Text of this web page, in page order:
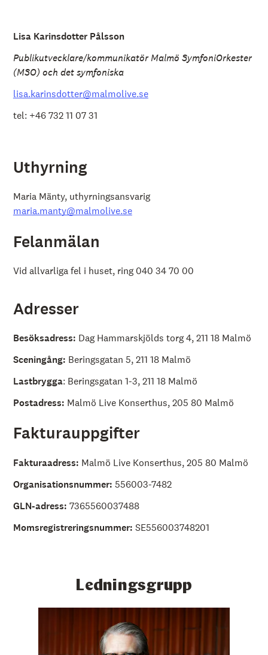
Lisa Karinsdotter Pålsson
Publikutvecklare/kommunikatör Malmö SymfoniOrkester
(MSO) och det symfoniska
lisa.karinsdotter@malmolive.se
tel: +46 732 11 07 31
Uthyrning
Maria Mänty, uthyrningsansvarig
maria.manty@malmolive.se
Felanmälan
Vid allvarliga fel i huset, ring 040 34 70 00
Adresser
Besöksadress: Dag Hammarskjölds torg 4, 211 18 Malmö
Sceningång: Beringsgatan 5, 211 18 Malmö
Lastbrygga: Beringsgatan 1-3, 211 18 Malmö
Postadress: Malmö Live Konserthus, 205 80 Malmö
Fakturauppgifter
Fakturaadress: Malmö Live Konserthus, 205 80 Malmö
Organisationsnummer: 556003-7482
GLN-adress: 7365560037488
Momsregistreringsnummer: SE556003748201
Ledningsgrupp